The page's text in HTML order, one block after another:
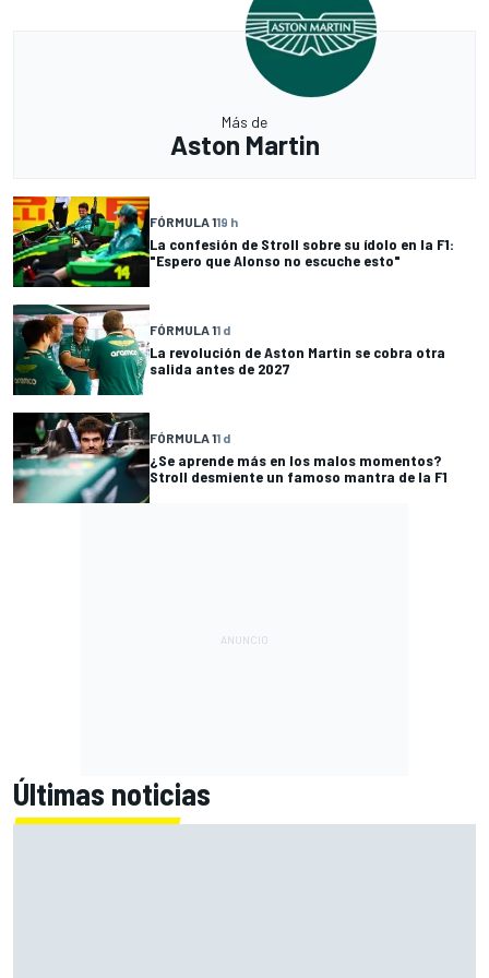
Más de
Aston Martin
FÓRMULA 119 h
La confesión de Stroll sobre su ídolo en la F1:
"Espero que Alonso no escuche esto"
FÓRMULA 11 d
La revolución de Aston Martin se cobra otra
salida antes de 2027
FÓRMULA 11 d
¿Se aprende más en los malos momentos?
Stroll desmiente un famoso mantra de la F1
Últimas noticias